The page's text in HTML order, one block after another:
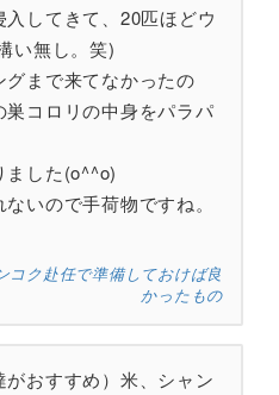
してきて、20匹ほどウ
い無し。笑)
まで来てなかったの
コロリの中身をパラパ
ました(o^^o)
いので手荷物ですね。
コク赴任で準備しておけば良
かったもの
おすすめ）米、シャン